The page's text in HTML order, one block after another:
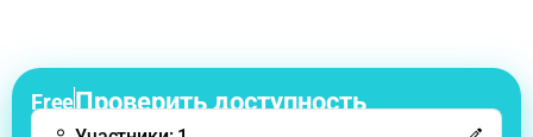
FreeПроверить доступность